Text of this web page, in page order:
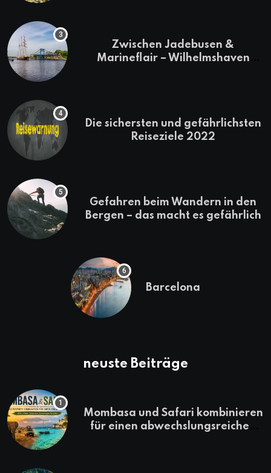
Zwischen Jadebusen &
Marineflair – Wilhelmshaven
Die sichersten und gefährlichsten
Reiseziele 2022
Gefahren beim Wandern in den
Bergen – das macht es gefährlich
Barcelona
neuste Beiträge
Mombasa und Safari kombinieren
für einen abwechslungsreichen